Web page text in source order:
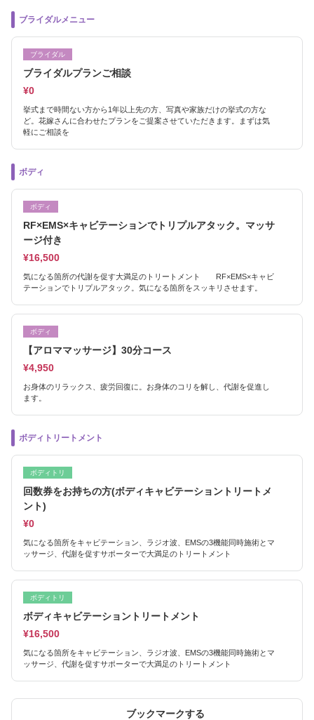
ブライダルメニュー
ブライダル
ブライダルプランご相談
¥0
挙式まで時間ない方から1年以上先の方、写真や家族だけの挙式の方な
ど。花嫁さんに合わせたプランをご提案させていただきます。まずは気
軽にご相談を
ボディ
ボディ
RF×EMS×キャビテーションでトリプルアタック。マッサ
ージ付き
¥16,500
気になる箇所の代謝を促す大満足のトリートメント RF×EMS×キャビ
テーションでトリプルアタック。気になる箇所をスッキリさせます。
ボディ
【アロママッサージ】30分コース
¥4,950
お身体のリラックス、疲労回復に。お身体のコリを解し、代謝を促進し
ます。
ボディトリートメント
ボディトリ
回数券をお持ちの方(ボディキャビテーショントリートメ
ント)
¥0
気になる箇所をキャビテーション、ラジオ波、EMSの3機能同時施術とマ
ッサージ、代謝を促すサポーターで大満足のトリートメント
ボディトリ
ボディキャビテーショントリートメント
¥16,500
気になる箇所をキャビテーション、ラジオ波、EMSの3機能同時施術とマ
ッサージ、代謝を促すサポーターで大満足のトリートメント
ブックマークする